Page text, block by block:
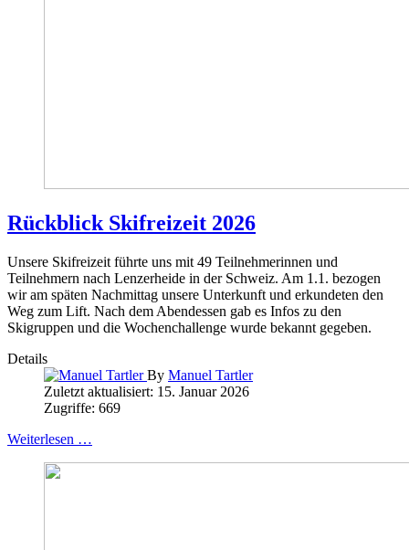
Rückblick Skifreizeit 2026
Unsere Skifreizeit führte uns mit 49 Teilnehmerinnen und
Teilnehmern nach Lenzerheide in der Schweiz. Am 1.1. bezogen
wir am späten Nachmittag unsere Unterkunft und erkundeten den
Weg zum Lift. Nach dem Abendessen gab es Infos zu den
Skigruppen und die Wochenchallenge wurde bekannt gegeben.
Details
By Manuel Tartler
Zuletzt aktualisiert: 15. Januar 2026
Zugriffe: 669
Weiterlesen …